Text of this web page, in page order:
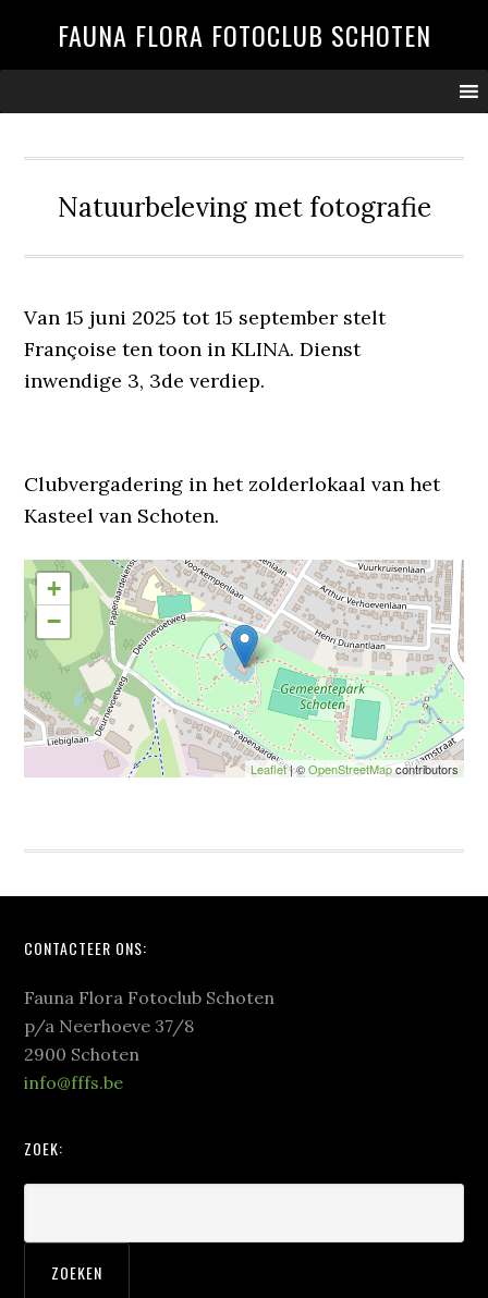
FAUNA FLORA FOTOCLUB SCHOTEN
Natuurbeleving met fotografie
Van 15 juni 2025 tot 15 september stelt
Françoise ten toon in KLINA. Dienst
inwendige 3, 3de verdiep.
Clubvergadering in het zolderlokaal van het
Kasteel van Schoten.
+
−
Leaflet| ©OpenStreetMapcontributors
Footer
CONTACTEER ONS:
Fauna Flora Fotoclub Schoten
p/a Neerhoeve 37/8
2900 Schoten
info@fffs.be
ZOEK: